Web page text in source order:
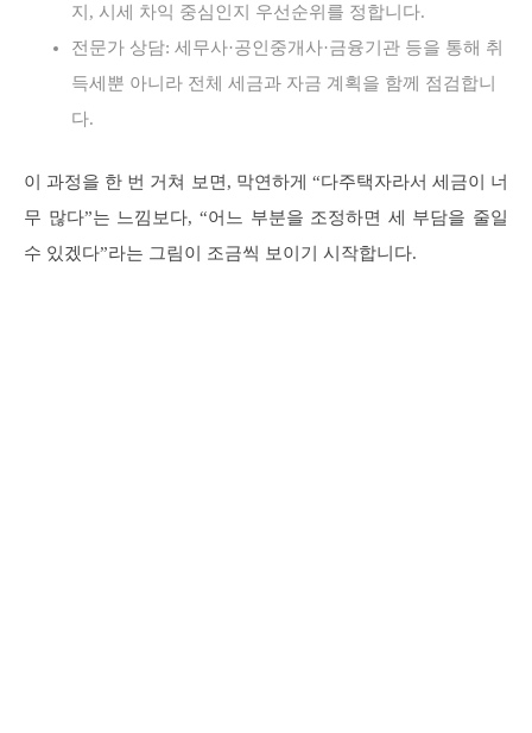
지, 시세 차익 중심인지 우선순위를 정합니다.
전문가 상담: 세무사·공인중개사·금융기관 등을 통해 취
득세뿐 아니라 전체 세금과 자금 계획을 함께 점검합니
다.
이 과정을 한 번 거쳐 보면, 막연하게 “다주택자라서 세금이 너
무 많다”는 느낌보다, “어느 부분을 조정하면 세 부담을 줄일
수 있겠다”라는 그림이 조금씩 보이기 시작합니다.